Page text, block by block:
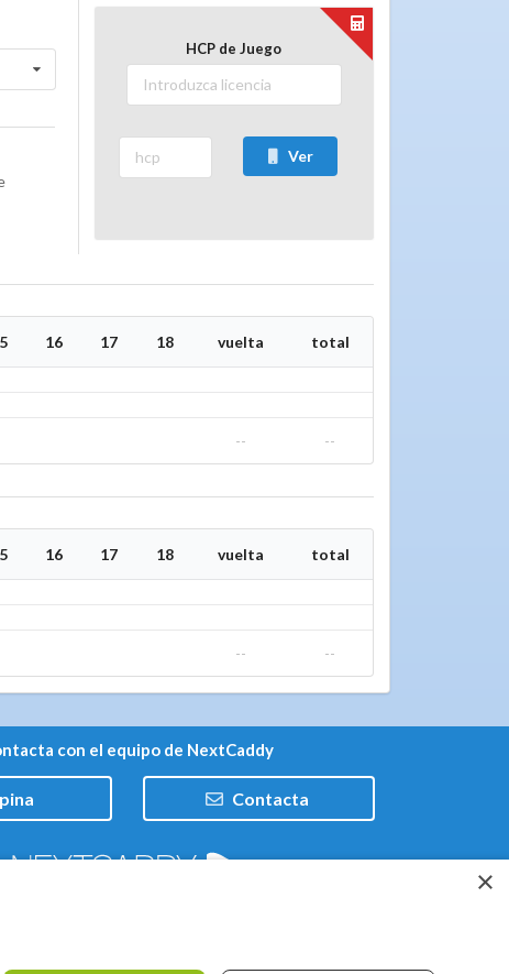
HCP de Juego
Ver
16 17 18 vuelta
total
-- --
16 17 18 vuelta
total
-- --
con el equipo de NextCaddy
Contacta
×